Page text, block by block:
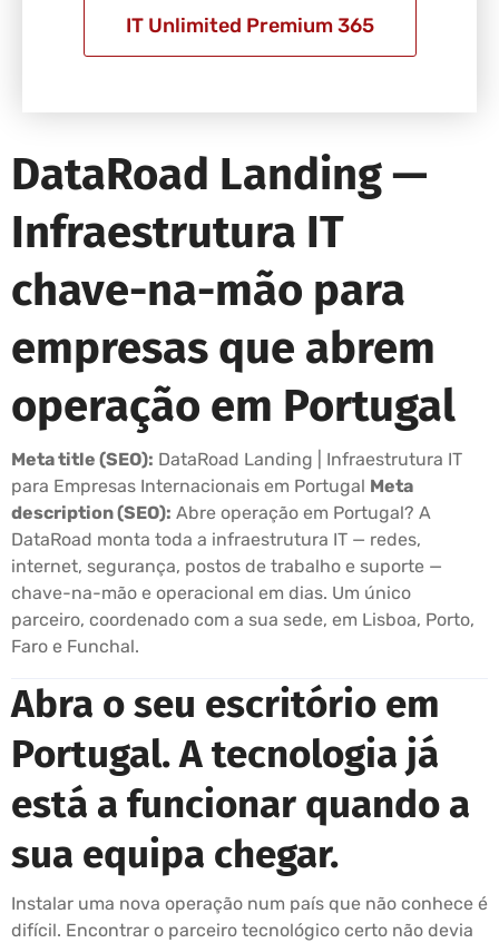
IT Unlimited Premium 365
DataRoad Landing —
Infraestrutura IT
chave-na-mão para
empresas que abrem
operação em Portugal
Meta title (SEO): DataRoad Landing | Infraestrutura IT
para Empresas Internacionais em Portugal Meta
description (SEO): Abre operação em Portugal? A
DataRoad monta toda a infraestrutura IT — redes,
internet, segurança, postos de trabalho e suporte —
chave-na-mão e operacional em dias. Um único
parceiro, coordenado com a sua sede, em Lisboa, Porto,
Faro e Funchal.
Abra o seu escritório em
Portugal. A tecnologia já
está a funcionar quando a
sua equipa chegar.
Instalar uma nova operação num país que não conhece é
difícil. Encontrar o parceiro tecnológico certo não devia